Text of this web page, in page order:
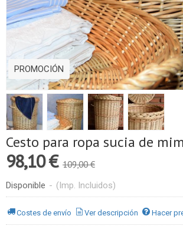
PROMOCIÓN
Cesto para ropa sucia de
98,10 € 109,00 €
Disponible - (Imp. Incluidos)
Costes de envío Ver descripción Hacer